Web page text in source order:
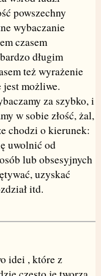
powszechny
wybaczanie
czasem
długim
też wyrażenie
jest możliwe.
za szybko, i
w sobie złość, żal,
chodzi o kierunek:
uwolnić od
lub obsesyjnych
uzyskać
itd.
idei , które z